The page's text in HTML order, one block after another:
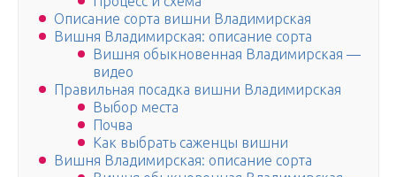
Описание сорта вишни Владимирская
Вишня Владимирская: описание сорта
Вишня обыкновенная Владимирская —
видео
Правильная посадка вишни Владимирская
Выбор места
Почва
Как выбрать саженцы вишни
Вишня Владимирская: описание сорта